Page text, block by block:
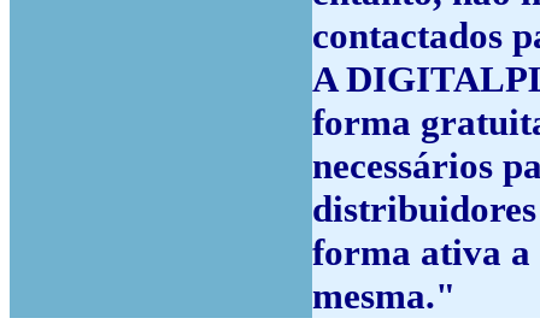
contactados
A
forma
necessários
distribuidores
forma ativa a
mesma."